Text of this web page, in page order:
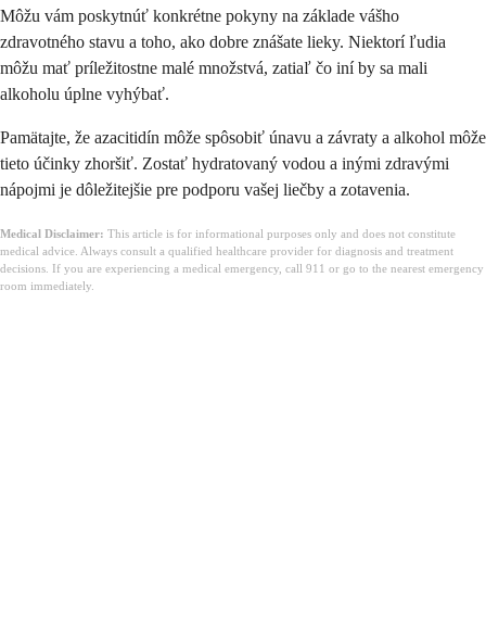
Môžu vám poskytnúť konkrétne pokyny na základe vášho
zdravotného stavu a toho, ako dobre znášate lieky. Niektorí ľudia
môžu mať príležitostne malé množstvá, zatiaľ čo iní by sa mali
alkoholu úplne vyhýbať.
Pamätajte, že azacitidín môže spôsobiť únavu a závraty a alkohol môže
tieto účinky zhoršiť. Zostať hydratovaný vodou a inými zdravými
nápojmi je dôležitejšie pre podporu vašej liečby a zotavenia.
Medical Disclaimer: This article is for informational purposes only and does not constitute
medical advice. Always consult a qualified healthcare provider for diagnosis and treatment
decisions. If you are experiencing a medical emergency, call 911 or go to the nearest emergency
room immediately.